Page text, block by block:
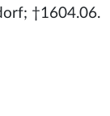
†1604.06.